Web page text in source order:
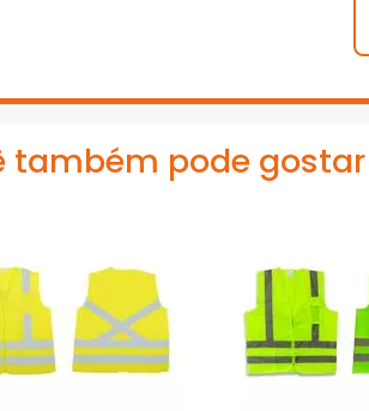
meramente ilustrativas
também pode gostar